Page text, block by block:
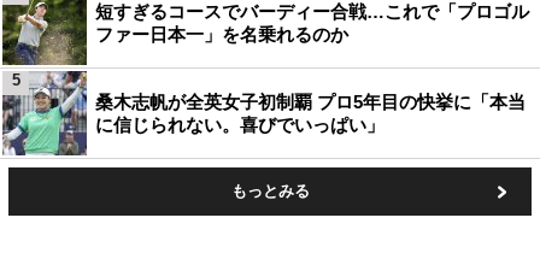
短すぎるコースでバーディー合戦…これで「プロゴル
ファー日本一」を名乗れるのか
桑木志帆が全英女子初制覇 プロ5年目の快挙に「本当
に信じられない。喜びでいっぱい」
5
もっとみる